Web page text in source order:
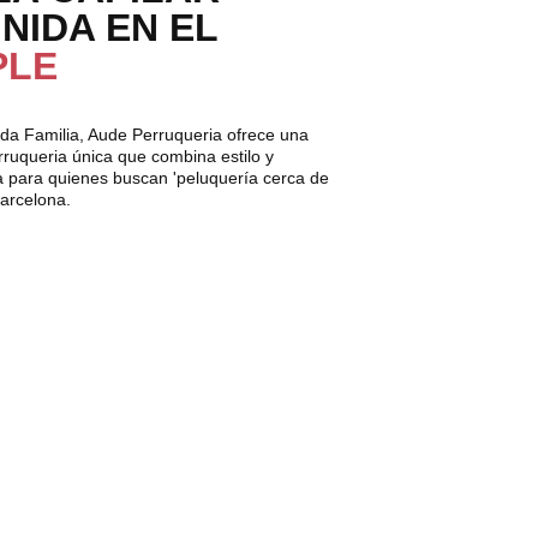
EN EL
Familia, Aude Perruqueria ofrece una
única que combina estilo y
para quienes buscan 'peluquería cerca de